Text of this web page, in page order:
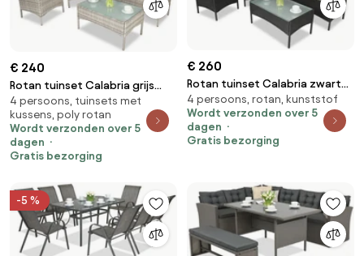
€ 240
Rotan tuinset Calabria grijs
Garden Point
4 persoons, tuinsets met
kussens, poly rotan
Wordt verzonden over 5
dagen
Gratis bezorging
€ 260
Rotan tuinset Calabria zwart
Garden Point
4 persoons, rotan, kunststof
Wordt verzonden over 5
dagen
Gratis bezorging
-5 %